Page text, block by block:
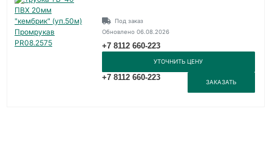
Под заказ
Обновлено 06.08.2026
+7 8112 660-223
УТОЧНИТЬ ЦЕНУ
+7 8112 660-223
ЗАКАЗАТЬ